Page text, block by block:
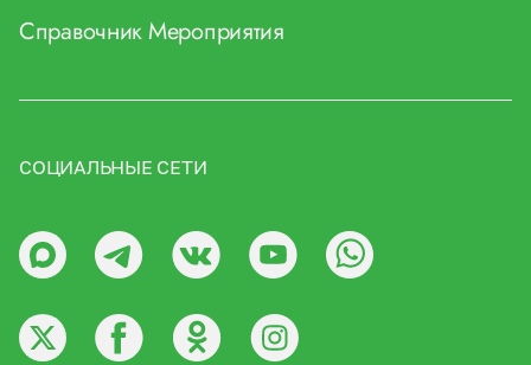
СправочникМероприятия
СОЦИАЛЬНЫЕ СЕТИ